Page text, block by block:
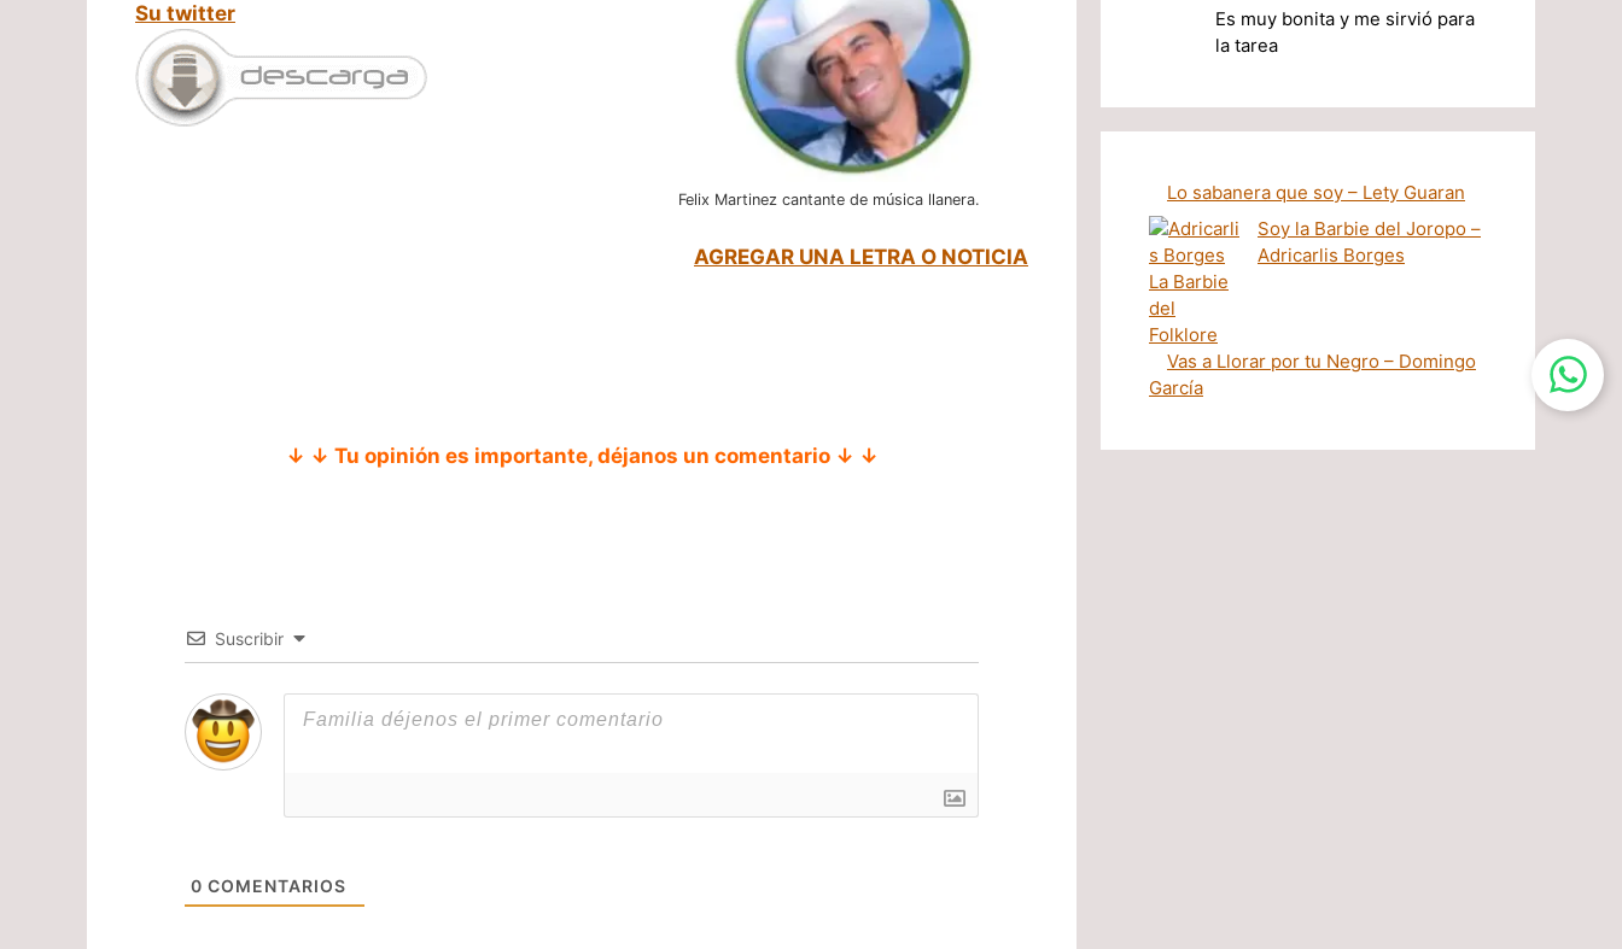
Felix Martinez cantante de música llanera.
Su twitter
AGREGAR UNA LETRA O NOTICIA
↓ ↓ Tu opinión es importante, déjanos un comentario ↓ ↓
Suscribir
0 COMENTARIOS
Es muy bonita y me sirvió para
la tarea
Lo sabanera que soy – Lety Guaran
Soy la Barbie del Joropo –
Adricarlis Borges
Vas a Llorar por tu Negro – Domingo
García